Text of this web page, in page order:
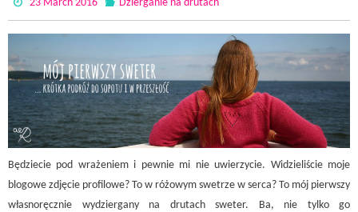
23 March 2016 Dzierganie na drutach
Będziecie pod wrażeniem i pewnie mi nie uwierzycie. Widzieliście moje
blogowe zdjęcie profilowe? To w różowym swetrze w serca? To mój pierwszy
własnoręcznie wydziergany na drutach sweter. Ba, nie tylko go